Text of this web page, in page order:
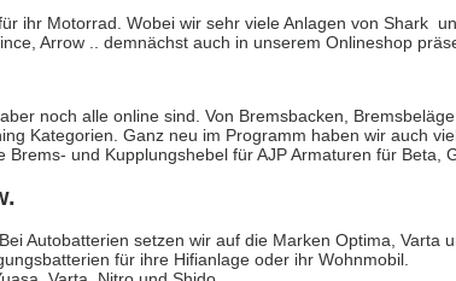
ihr Motorrad. Wobei wir sehr viele Anlagen von Shark
Arrow .. demnächst auch in unserem Onlineshop
noch alle online sind. Von Bremsbacken,
Kategorien. Ganz neu im Programm haben wir auch
und Kupplungshebel für AJP Armaturen für Beta,
Autobatterien setzen wir auf die Marken Optima, Varta
für ihre Hifianlage oder ihr Wohnmobil.